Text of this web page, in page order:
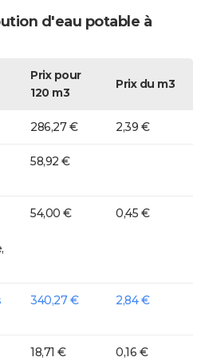
d'eau potable à
Prix pour
120 m3
Prix du m3
286,27 € 2,39 €
58,92 €
54,00 € 0,45 €
340,27 € 2,84 €
18,71 € 0,16 €